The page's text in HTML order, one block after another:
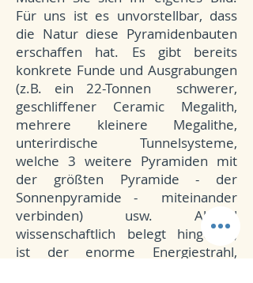
Für uns ist es unvorstellbar, dass
die Natur diese Pyramidenbauten
erschaffen hat. Es gibt bereits
konkrete Funde und Ausgrabungen
(z.B. ein 22-Tonnen schwerer,
geschliffener Ceramic Megalith,
mehrere kleinere Megalithe,
unterirdische Tunnelsysteme,
welche 3 weitere Pyramiden mit
der größten Pyramide - der
Sonnenpyramide - miteinander
verbinden) usw. Aktuell
wissenschaftlich belegt hingegen,
ist der enorme Energiestrahl,